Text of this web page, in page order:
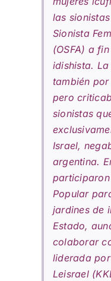
las
Sionista
(OSFA) a
idishista. La
también
pero
sionistas
Israel,
argentina.
Popular
jardines de
Estado,
colaborar
liderada
Leisrael